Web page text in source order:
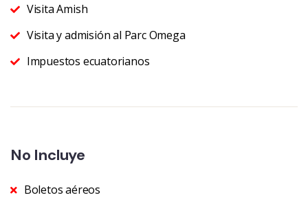
Visita Amish
Visita y admisión al Parc Omega
Impuestos ecuatorianos
No Incluye
Boletos aéreos